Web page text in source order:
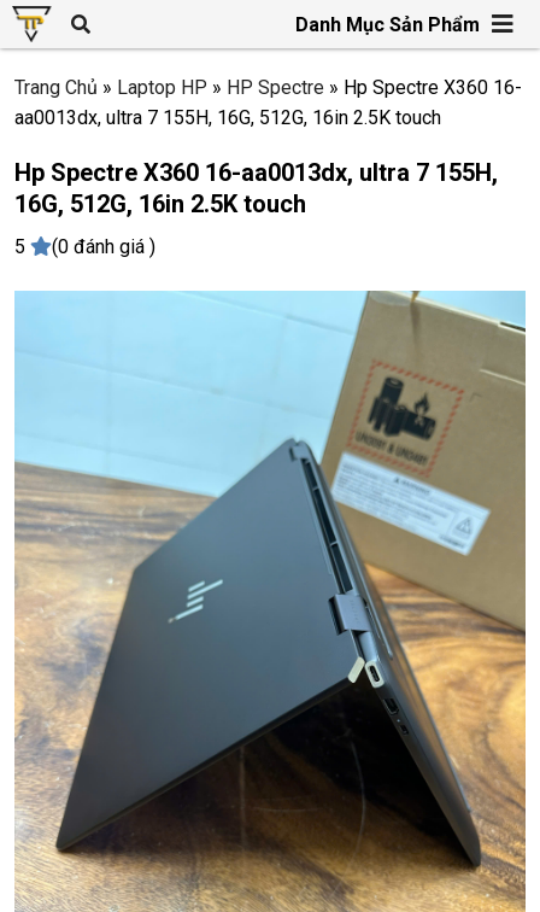
Danh Mục Sản Phẩm
Trang Chủ » Laptop HP » HP Spectre » Hp Spectre X360 16-
aa0013dx, ultra 7 155H, 16G, 512G, 16in 2.5K touch
Hp Spectre X360 16-aa0013dx, ultra 7 155H,
16G, 512G, 16in 2.5K touch
5 (0 đánh giá )